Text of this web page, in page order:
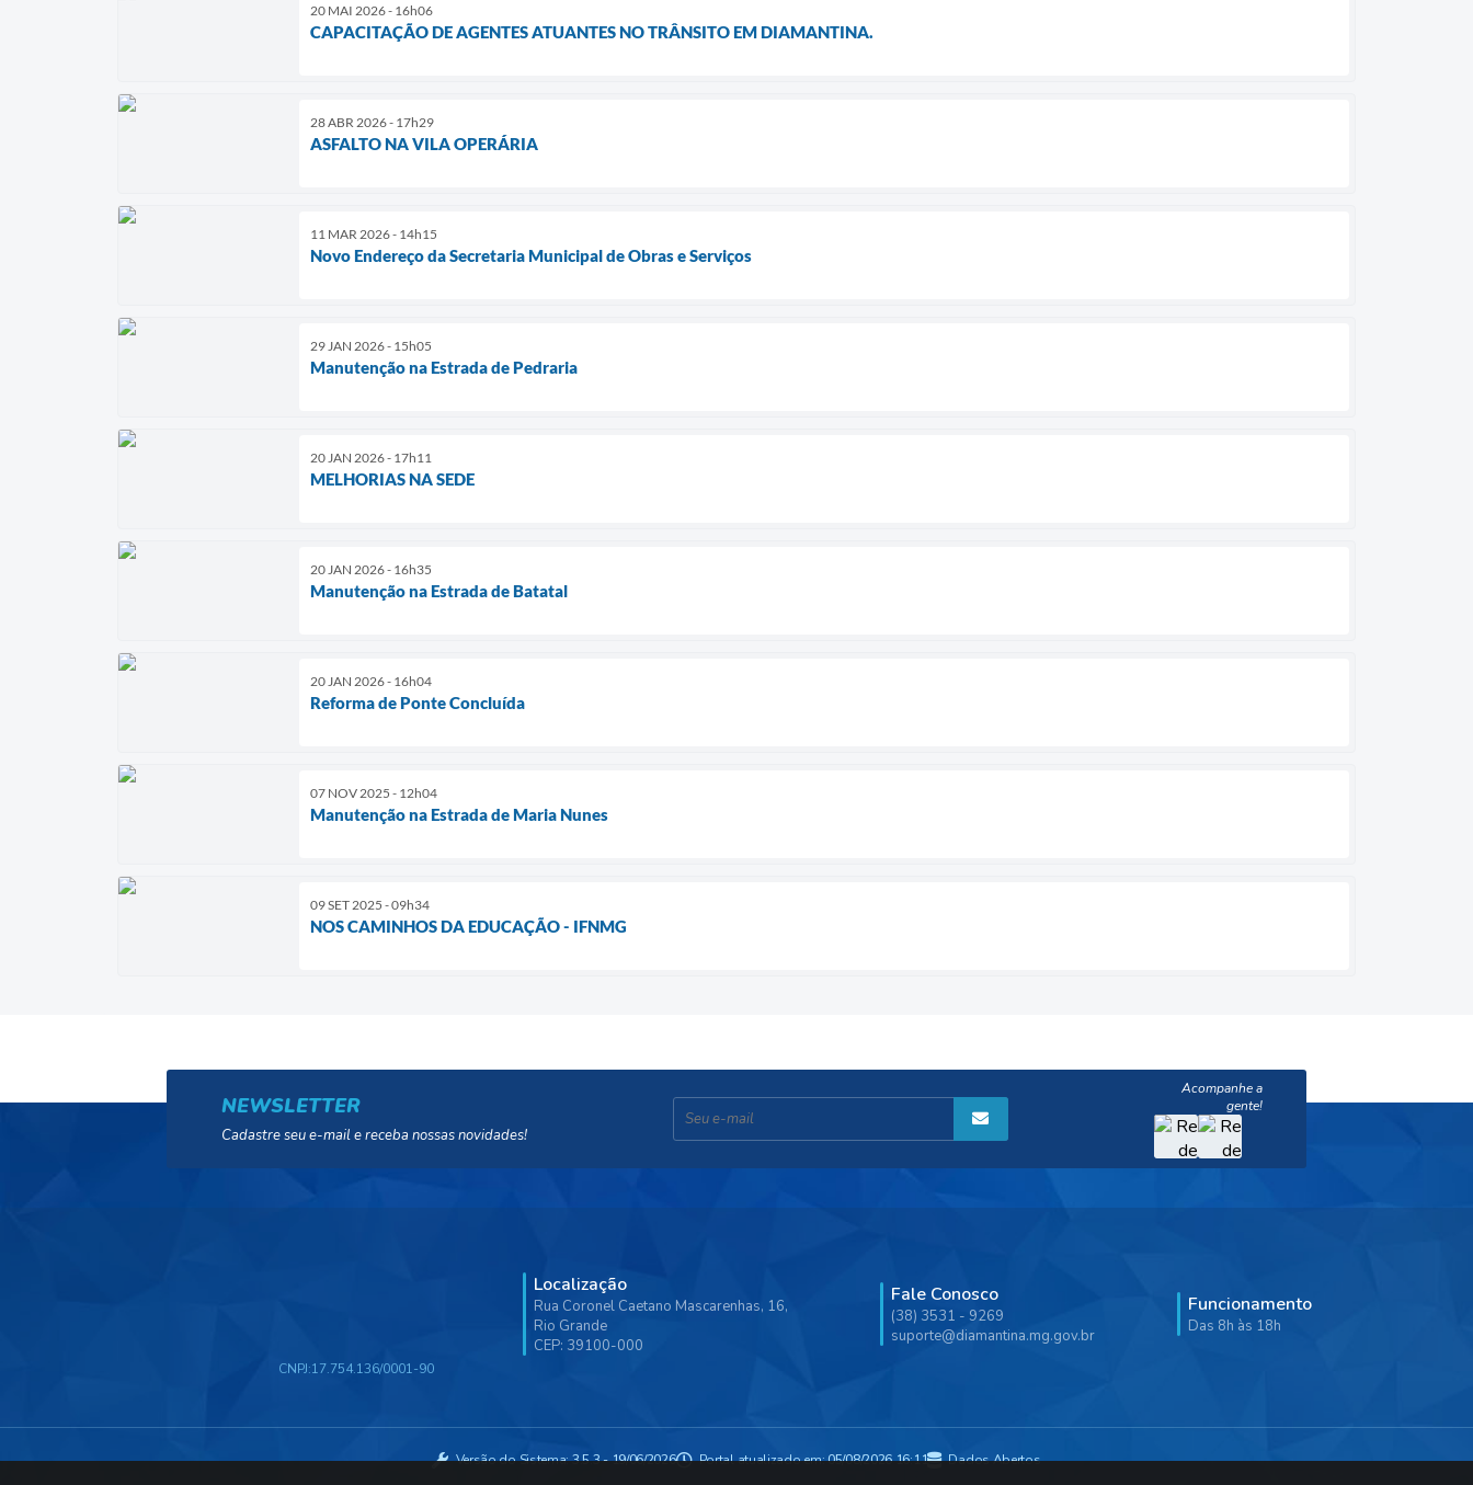
20 MAI 2026 - 16h06
CAPACITAÇÃO DE AGENTES ATUANTES NO TRÂNSITO EM DIAMANTINA.
28 ABR 2026 - 17h29
ASFALTO NA VILA OPERÁRIA
11 MAR 2026 - 14h15
Novo Endereço da Secretaria Municipal de Obras e Serviços
29 JAN 2026 - 15h05
Manutenção na Estrada de Pedraria
20 JAN 2026 - 17h11
MELHORIAS NA SEDE
20 JAN 2026 - 16h35
Manutenção na Estrada de Batatal
20 JAN 2026 - 16h04
Reforma de Ponte Concluída
07 NOV 2025 - 12h04
Manutenção na Estrada de Maria Nunes
09 SET 2025 - 09h34
NOS CAMINHOS DA EDUCAÇÃO - IFNMG
NEWSLETTER
Cadastre seu e-mail e receba nossas novidades!
Localização
Rua Coronel Caetano Mascarenhas, 16,
Rio Grande
CEP: 39100-000
Fale Conosco
(38) 3531 - 9269
suporte@diamantina.mg.gov.br
Funcionamento
Das 8h às 18h
CNPJ:17.754.136/0001-90
Versão do Sistema:3.5.3 - 19/06/2026 Portal atualizado em:05/08/2026 16:11 Dados Abertos